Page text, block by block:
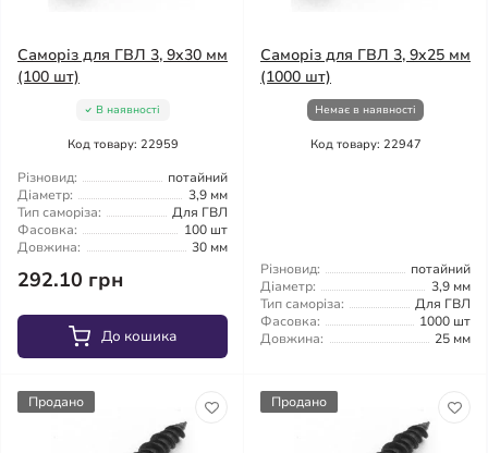
Саморіз для ГВЛ 3, 9x30 мм
(100 шт)
В наявності
Код товару: 22959
Різновид:
потайний
Діаметр:
3,9 мм
Тип саморіза:
Для ГВЛ
Фасовка:
100 шт
Довжина:
30 мм
292.10 грн
До кошика
Саморіз для ГВЛ 3, 9x25 мм
(1000 шт)
Немає в наявності
Код товару: 22947
Різновид:
потайний
Діаметр:
3,9 мм
Тип саморіза:
Для ГВЛ
Фасовка:
1000 шт
Довжина:
25 мм
Продано Продано